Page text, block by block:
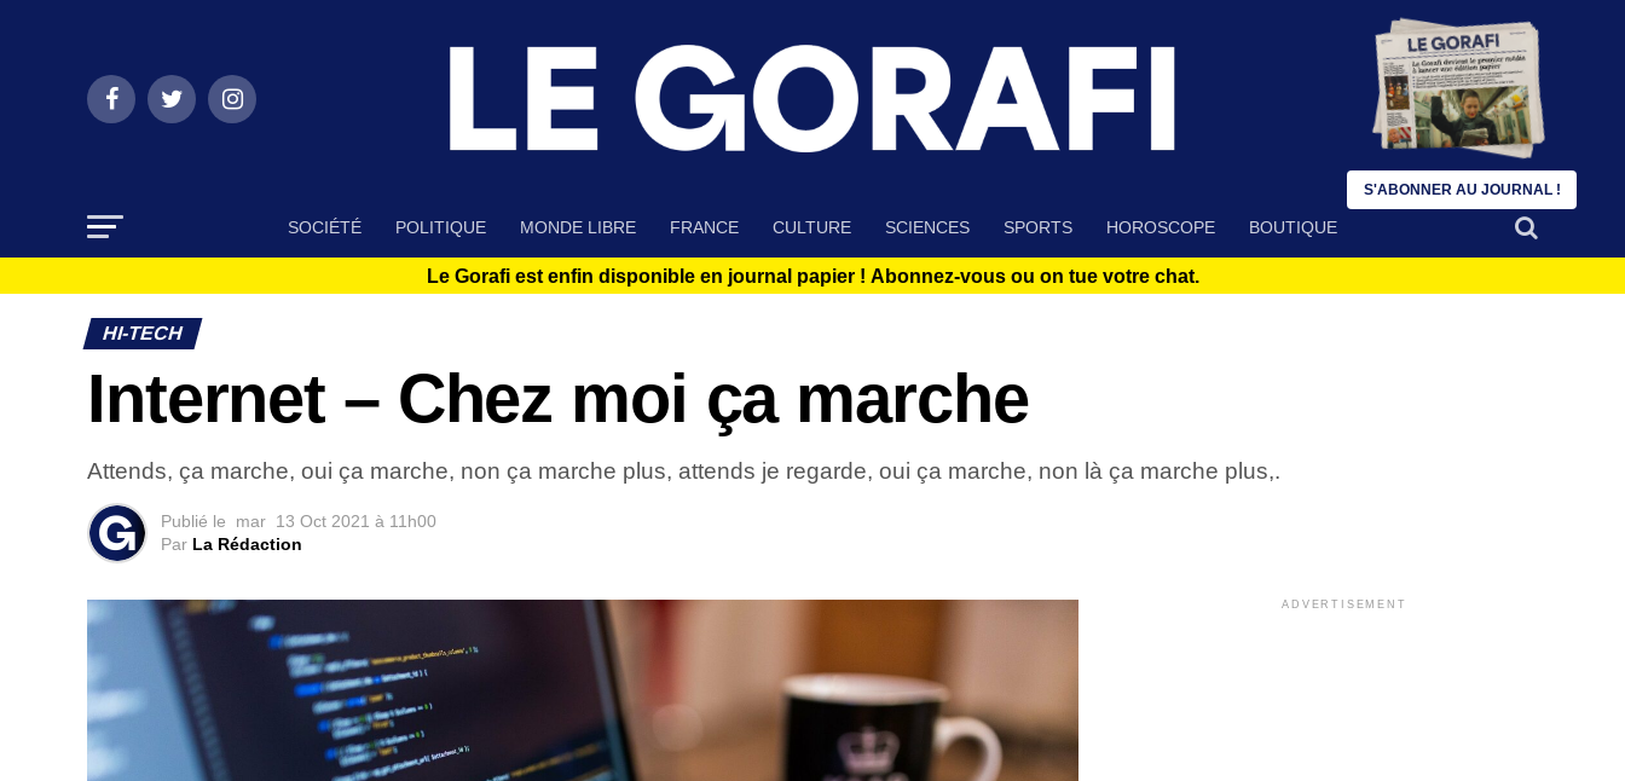
SOCIÉTÉ POLITIQUE MONDE LIBRE FRANCE CULTURE SCIENCES SPORTS HOROSCOPE BOUTIQUE
Le Gorafi est enfin disponible en journal papier ! Abonnez-vous ou on tue votre chat.
HI-TECH
Internet – Chez moi ça marche
Attends, ça marche, oui ça marche, non ça marche plus, attends je regarde, oui ça marche, non là ça marche plus,.
Publié le mar 13 Oct 2021 à 11h00
Par La Rédaction
ADVERTISEMENT
S'ABONNER AU JOURNAL !